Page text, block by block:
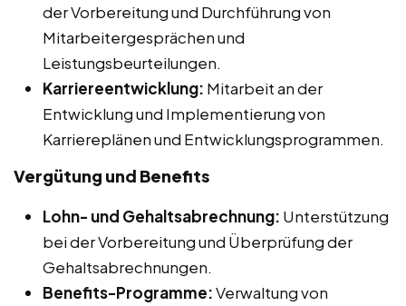
der Vorbereitung und Durchführung von
Mitarbeitergesprächen und
Leistungsbeurteilungen.
Karriereentwicklung: Mitarbeit an der
Entwicklung und Implementierung von
Karriereplänen und Entwicklungsprogrammen.
Vergütung und Benefits
Lohn- und Gehaltsabrechnung: Unterstützung
bei der Vorbereitung und Überprüfung der
Gehaltsabrechnungen.
Benefits-Programme:Verwaltung von